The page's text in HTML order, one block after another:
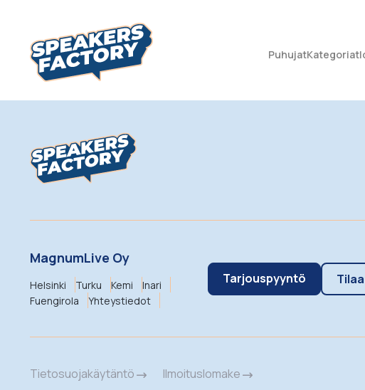
PuhujatKategoriat
MagnumLive Oy
Helsinki Turku Kemi
Inari
Fuengirola
Yhteystiedot
Tarjouspyyntö
Tietosuojakäytäntö Ilmoituslomake